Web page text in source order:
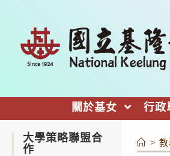
關於基女 行政
>
大學策略聯盟合
作